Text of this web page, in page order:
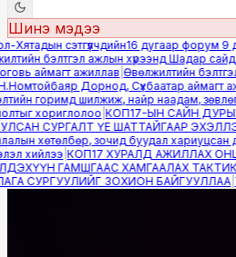
Шинэ мэдээ
сэтгүүлчдийн16 дугаар форум 9
бэлтгэл ажлын хүрээнд Шадар сайд
аймагт ажиллав|Өвөлжилтийн
Дорнод, Сүхбаатар аймагт
горимд шилжиж, найр наадам,
хориглолоо|КОП17-ЫН САЙН
СУРГАЛТ ҮЕ ШАТТАЙГААР
хөтөлбөр, зочид буудал хариуцсан
хийлээ|КОП17 ХУРАЛД АЖИЛЛАХ
ГАМШГААС ХАМГААЛАХ
СУРГУУЛИЙГ ЗОХИОН БАЙГУУЛЛАА|